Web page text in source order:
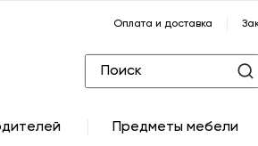
Оплата и доставка
Предметы мебели